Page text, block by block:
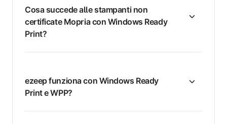
Cosa succede alle stampanti non
certificate Mopria con Windows Ready
Print?
ezeep funziona con Windows Ready
Print e WPP?